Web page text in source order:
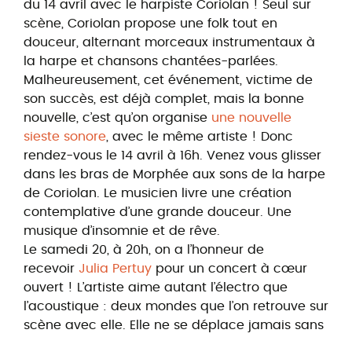
du 14 avril avec le harpiste Coriolan ! Seul sur
scène, Coriolan propose une folk tout en
douceur, alternant morceaux instrumentaux à
la harpe et chansons chantées-parlées.
Malheureusement, cet événement, victime de
son succès, est déjà complet, mais la bonne
nouvelle, c’est qu’on organise une nouvelle
sieste sonore, avec le même artiste ! Donc
rendez-vous le 14 avril à 16h. Venez vous glisser
dans les bras de Morphée aux sons de la harpe
de Coriolan. Le musicien livre une création
contemplative d’une grande douceur. Une
musique d’insomnie et de rêve.
Le samedi 20, à 20h, on a l’honneur de
recevoir Julia Pertuy pour un concert à cœur
ouvert ! L’artiste aime autant l’électro que
l’acoustique : deux mondes que l’on retrouve sur
scène avec elle. Elle ne se déplace jamais sans